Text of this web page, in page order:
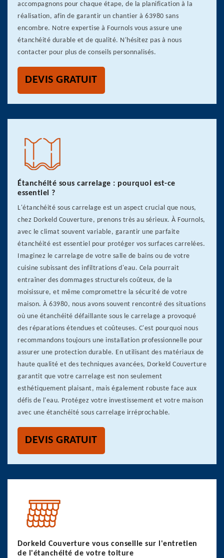
accompagnons pour chaque étape, de la planification à la
réalisation, afin de garantir un chantier à 63980 sans
encombre. Notre expertise à Fournols vous assure une
étanchéité durable et de qualité. N'hésitez pas à nous
contacter pour plus de conseils personnalisés.
DEVIS GRATUIT
Étanchéité sous carrelage : pourquoi est-ce
essentiel ?
L'étanchéité sous carrelage est un aspect crucial que nous,
chez Dorkeld Couverture, prenons très au sérieux. À Fournols,
avec le climat souvent variable, garantir une parfaite
étanchéité est essentiel pour protéger vos surfaces carrelées.
Imaginez le carrelage de votre salle de bains ou de votre
cuisine subissant des infiltrations d'eau. Cela pourrait
entraîner des dommages structurels coûteux, de la
moisissure, et même compromettre la sécurité de votre
maison. À 63980, nous avons souvent rencontré des situations
où une étanchéité défaillante sous le carrelage a provoqué
des réparations étendues et coûteuses. C'est pourquoi nous
recommandons toujours une installation professionnelle pour
assurer une protection durable. En utilisant des matériaux de
haute qualité et des techniques avancées, Dorkeld Couverture
garantit que votre carrelage est non seulement
esthétiquement plaisant, mais également robuste face aux
défis de l'eau. Protégez votre investissement et votre maison
avec une étanchéité sous carrelage irréprochable.
DEVIS GRATUIT
Dorkeld Couverture vous conseille sur l'entretien
de l'étanchéité de votre toiture